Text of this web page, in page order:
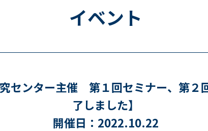
イベント
センター主催 第１回セミナー、第２
了しました】
開催日：2022.10.22